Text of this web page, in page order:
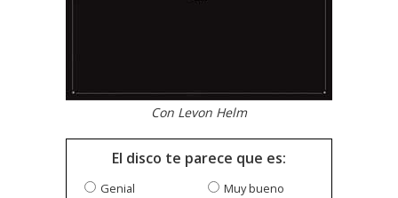
Con Levon Helm
El disco te parece que es:
Genial
Muy bueno